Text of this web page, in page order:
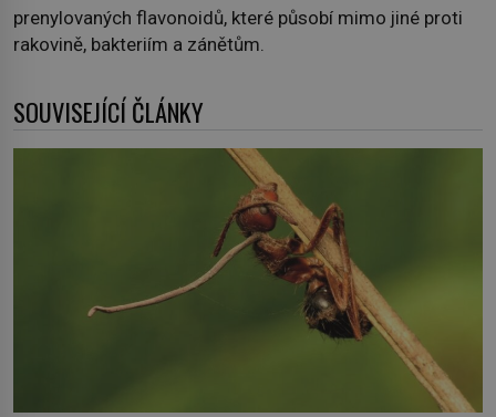
prenylovaných flavonoidů, které působí mimo jiné proti
rakovině, bakteriím a zánětům.
SOUVISEJÍCÍ ČLÁNKY